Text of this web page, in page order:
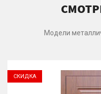
Модели
СКИДКА